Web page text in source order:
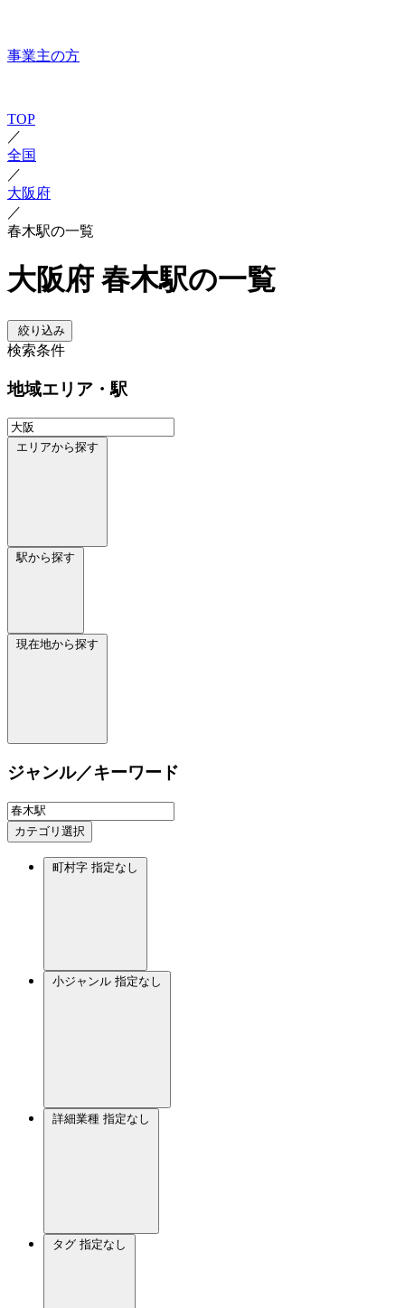
事業主の方
TOP
／
全国
／
大阪府
／
春木駅の一覧
大阪府 春木駅の一覧
絞り込み
検索条件
地域エリア・駅
エリアから探す
駅から探す
現在地から探す
ジャンル／キーワード
カテゴリ選択
町村字 指定なし
小ジャンル 指定なし
詳細業種 指定なし
タグ 指定なし